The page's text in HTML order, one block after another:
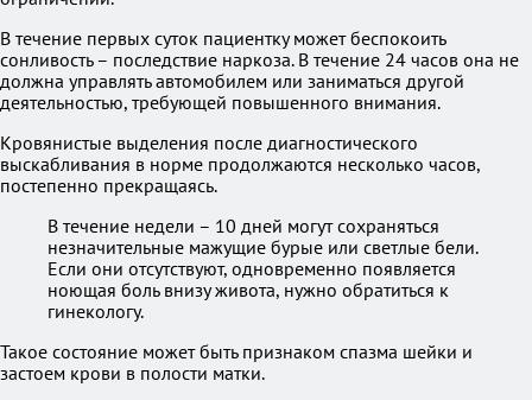
В течение первых суток пациентку может беспокоить
сонливость – последствие наркоза. В течение 24 часов она не
должна управлять автомобилем или заниматься другой
деятельностью, требующей повышенного внимания.
Кровянистые выделения после диагностического
выскабливания в норме продолжаются несколько часов,
постепенно прекращаясь.
В течение недели – 10 дней могут сохраняться
незначительные мажущие бурые или светлые бели.
Если они отсутствуют, одновременно появляется
ноющая боль внизу живота, нужно обратиться к
гинекологу.
Такое состояние может быть признаком спазма шейки и
застоем крови в полости матки.